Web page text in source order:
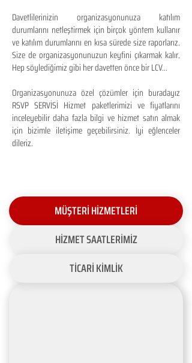
Davetlilerinizin organizasyonunuza katılım
durumlarını netleştirmek için birçok yöntem kullanır
ve katılım durumlarını en kısa sürede size raporlarız.
Size de organizasyonunuzun keyfini çıkarmak kalır.
Hep söylediğimiz gibi her davetten önce bir LCV...
Organizasyonunuza özel çözümler için buradayız
RSVP SERVİSİ Hizmet paketlerimizi ve fiyatlarını
inceleyebilir daha fazla bilgi ve hizmet satın almak
için bizimle iletişime geçebilirsiniz. İyi eğlenceler
dileriz.
MÜŞTERİ HİZMETLERİ
HİZMET SAATLERİMİZ
TİCARİ KİMLİK